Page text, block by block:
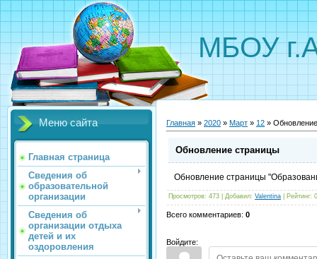
МБОУ
Меню сайта
Главная страница
Сведения об
образовательной
организации
Сведения об
организации отдыха
детей и их
оздоровления
Главная » 2020 » Март » 12 »
Обновление страницы
Обновление страницы
Просмотров: 473 Добавил: Valentina Рейтинг:
Всего комментариев: 0
Войдите: